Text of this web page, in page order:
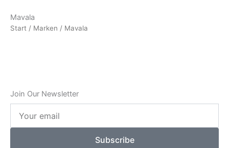
Mavala
Start / Marken / Mavala
Join Our Newsletter
email
Subscribe